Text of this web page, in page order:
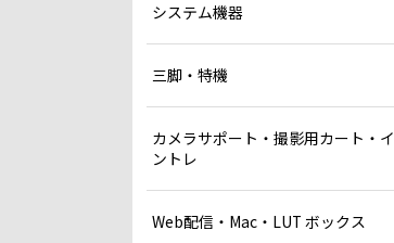
システム機器
三脚・特機
カメラサポート・撮影用カート・イ
ントレ
Web配信・Mac・LUT ボックス